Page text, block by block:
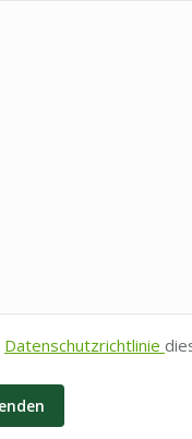
Datenschutzrichtlinie